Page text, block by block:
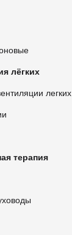
лёгких
легких
терапия